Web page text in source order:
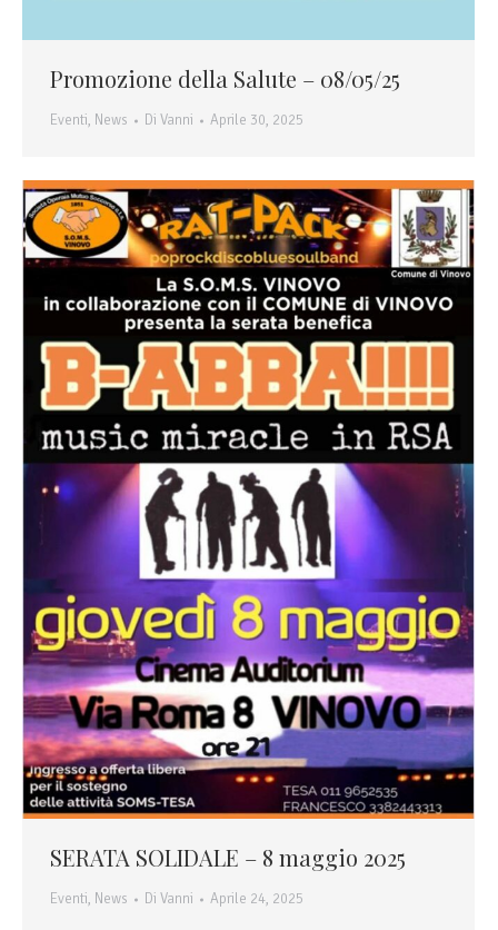
Promozione della Salute – 08/05/25
Eventi, News Di Vanni Aprile 30, 2025
SERATA SOLIDALE – 8 maggio 2025
Eventi, News Di Vanni Aprile 24, 2025